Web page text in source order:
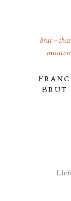
brut
Brut